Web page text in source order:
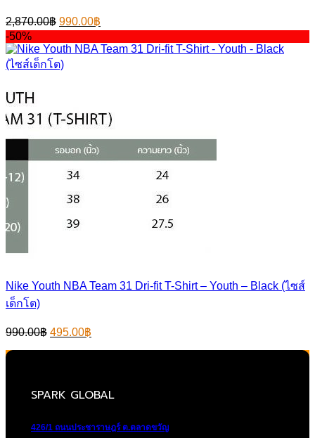
2,870.00฿ Original
price
was:
2,870.00฿.
990.00฿
price
is:
-50%
Nike Youth NBA Team 31 Dri-fit T-Shirt – Youth – Black (ไซส์
เด็กโต)
990.00฿ Original
price
was:
495.00฿
price
is:
SPARK GLOBAL
426/1 ถนนประชาราษฎร์ ต.ตลาดขวัญ